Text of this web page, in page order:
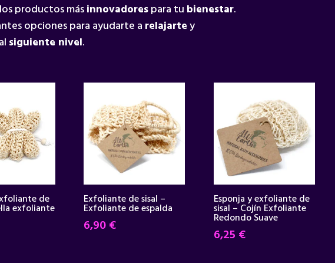
productos másinnovadorespara tu bienestar.
opciones para ayudarte a relajartey
siguiente nivel.
de
exfoliante
Exfoliante de sisal –
Exfoliante de espalda
6,90€
Esponja y exfoliante de
sisal – Cojín Exfoliante
Redondo Suave
6,25 €